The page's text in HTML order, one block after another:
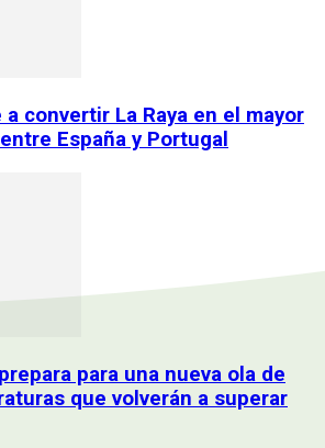
convertir La Raya en el mayor
España y Portugal
para una nueva ola de
que volverán a superar